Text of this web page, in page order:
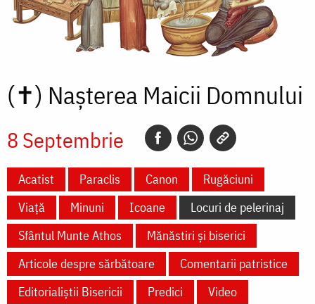
(✝) Nașterea Maicii Domnului
8 Septembrie
Acatist Paraclis Canon
Rugăciuni
Viață
Minuni Icoane
Locuri de pelerinaj
Sfântul Munte Athos
Mănăstiri și biserici
Articole despre sărbătoare
Comentarii patristice
Editorialiștii Bisericii
Predici
Video